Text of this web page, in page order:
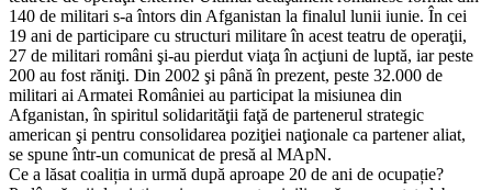
140 de militari s-a întors din Afganistan la finalul lunii iunie. În cei
19 ani de participare cu structuri militare în acest teatru de operaţii,
27 de militari români şi-au pierdut viaţa în acţiuni de luptă, iar peste
200 au fost răniţi. Din 2002 şi până în prezent, peste 32.000 de
militari ai Armatei României au participat la misiunea din
Afganistan, în spiritul solidarităţii faţă de partenerul strategic
american şi pentru consolidarea poziţiei naţionale ca partener aliat,
se spune într-un comunicat de presă al MApN.
Ce a lăsat coaliția in urmă după aproape 20 de ani de ocupație?